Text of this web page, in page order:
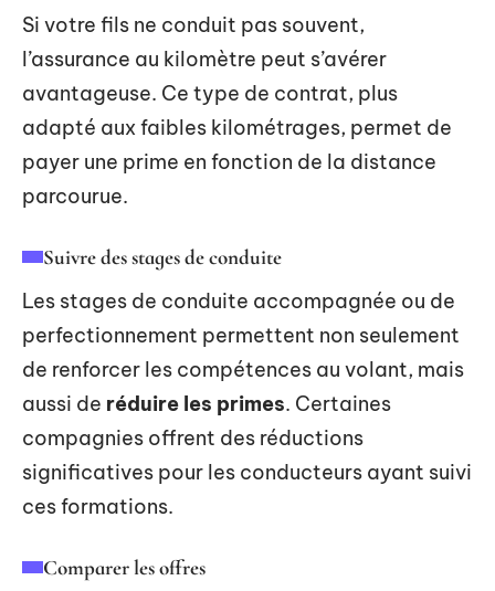
Si votre fils ne conduit pas souvent,
l’assurance au kilomètre peut s’avérer
avantageuse. Ce type de contrat, plus
adapté aux faibles kilométrages, permet de
payer une prime en fonction de la distance
parcourue.
Suivre des stages de conduite
Les stages de conduite accompagnée ou de
perfectionnement permettent non seulement
de renforcer les compétences au volant, mais
aussi de réduire les primes. Certaines
compagnies offrent des réductions
significatives pour les conducteurs ayant suivi
ces formations.
Comparer les offres